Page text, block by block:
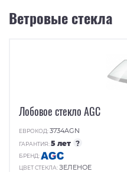
Ветровые стекла
Лобовое стекло AGC
ЕВРОКОД:3734AGN
ГАРАНТИЯ:5 лет ?
БРЕНД:
ЦВЕТ СТЕКЛА:ЗЕЛЕНОЕ